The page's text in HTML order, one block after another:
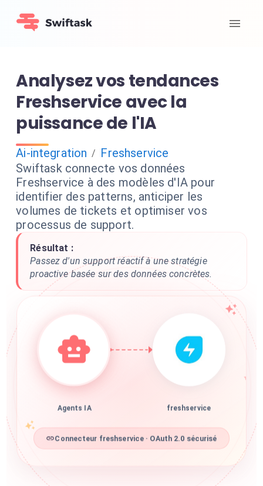
Analysez vos tendances
Freshservice avec la
puissance de l'IA
Ai-integration / Freshservice
Swiftask connecte vos données
Freshservice à des modèles d'IA pour
identifier des patterns, anticiper les
volumes de tickets et optimiser vos
processus de support.
Résultat :
Passez d'un support réactif à une stratégie
proactive basée sur des données concrètes.
Agents IA freshservice
Connecteur freshservice · OAuth 2.0 sécurisé